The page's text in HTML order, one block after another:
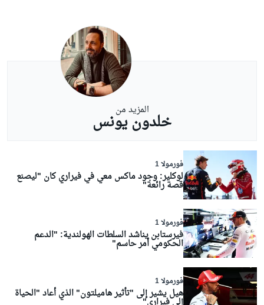
المزيد من
خلدون يونس
فورمولا 1
لوكلير: وجود ماكس معي في فيراري كان "ليصنع
قصة رائعة"
فورمولا 1
فيرستابن يناشد السلطات الهولندية: "الدعم
الحكومي أمر حاسم"
فورمولا 1
هيل يشير إلى "تأثير هاميلتون" الذي أعاد "الحياة